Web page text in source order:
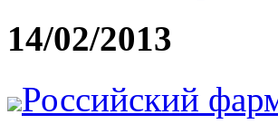
14/02/2013
Российский